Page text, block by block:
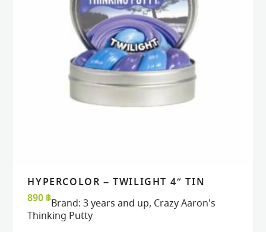
HYPERCOLOR – TWILIGHT 4″ TIN
890 ฿Brand:3 years and up, Crazy Aaron's
Thinking Putty